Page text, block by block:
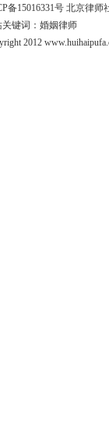
备15016331号 北京律师
关键词：婚姻律师
2012